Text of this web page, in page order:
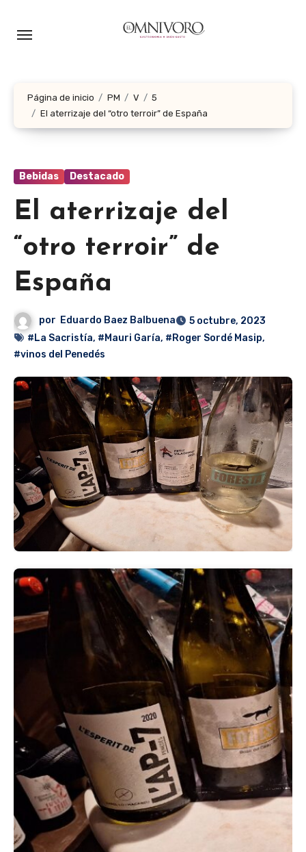
Página de inicio PM V
5
El aterrizaje del “otro terroir” de España
Bebidas Destacado
El aterrizaje del
“otro terroir” de
España
por Eduardo Baez Balbuena
5 octubre, 2023
#La Sacristía, #Mauri Garía, #Roger Sordé Masip,
#vinos del Penedés